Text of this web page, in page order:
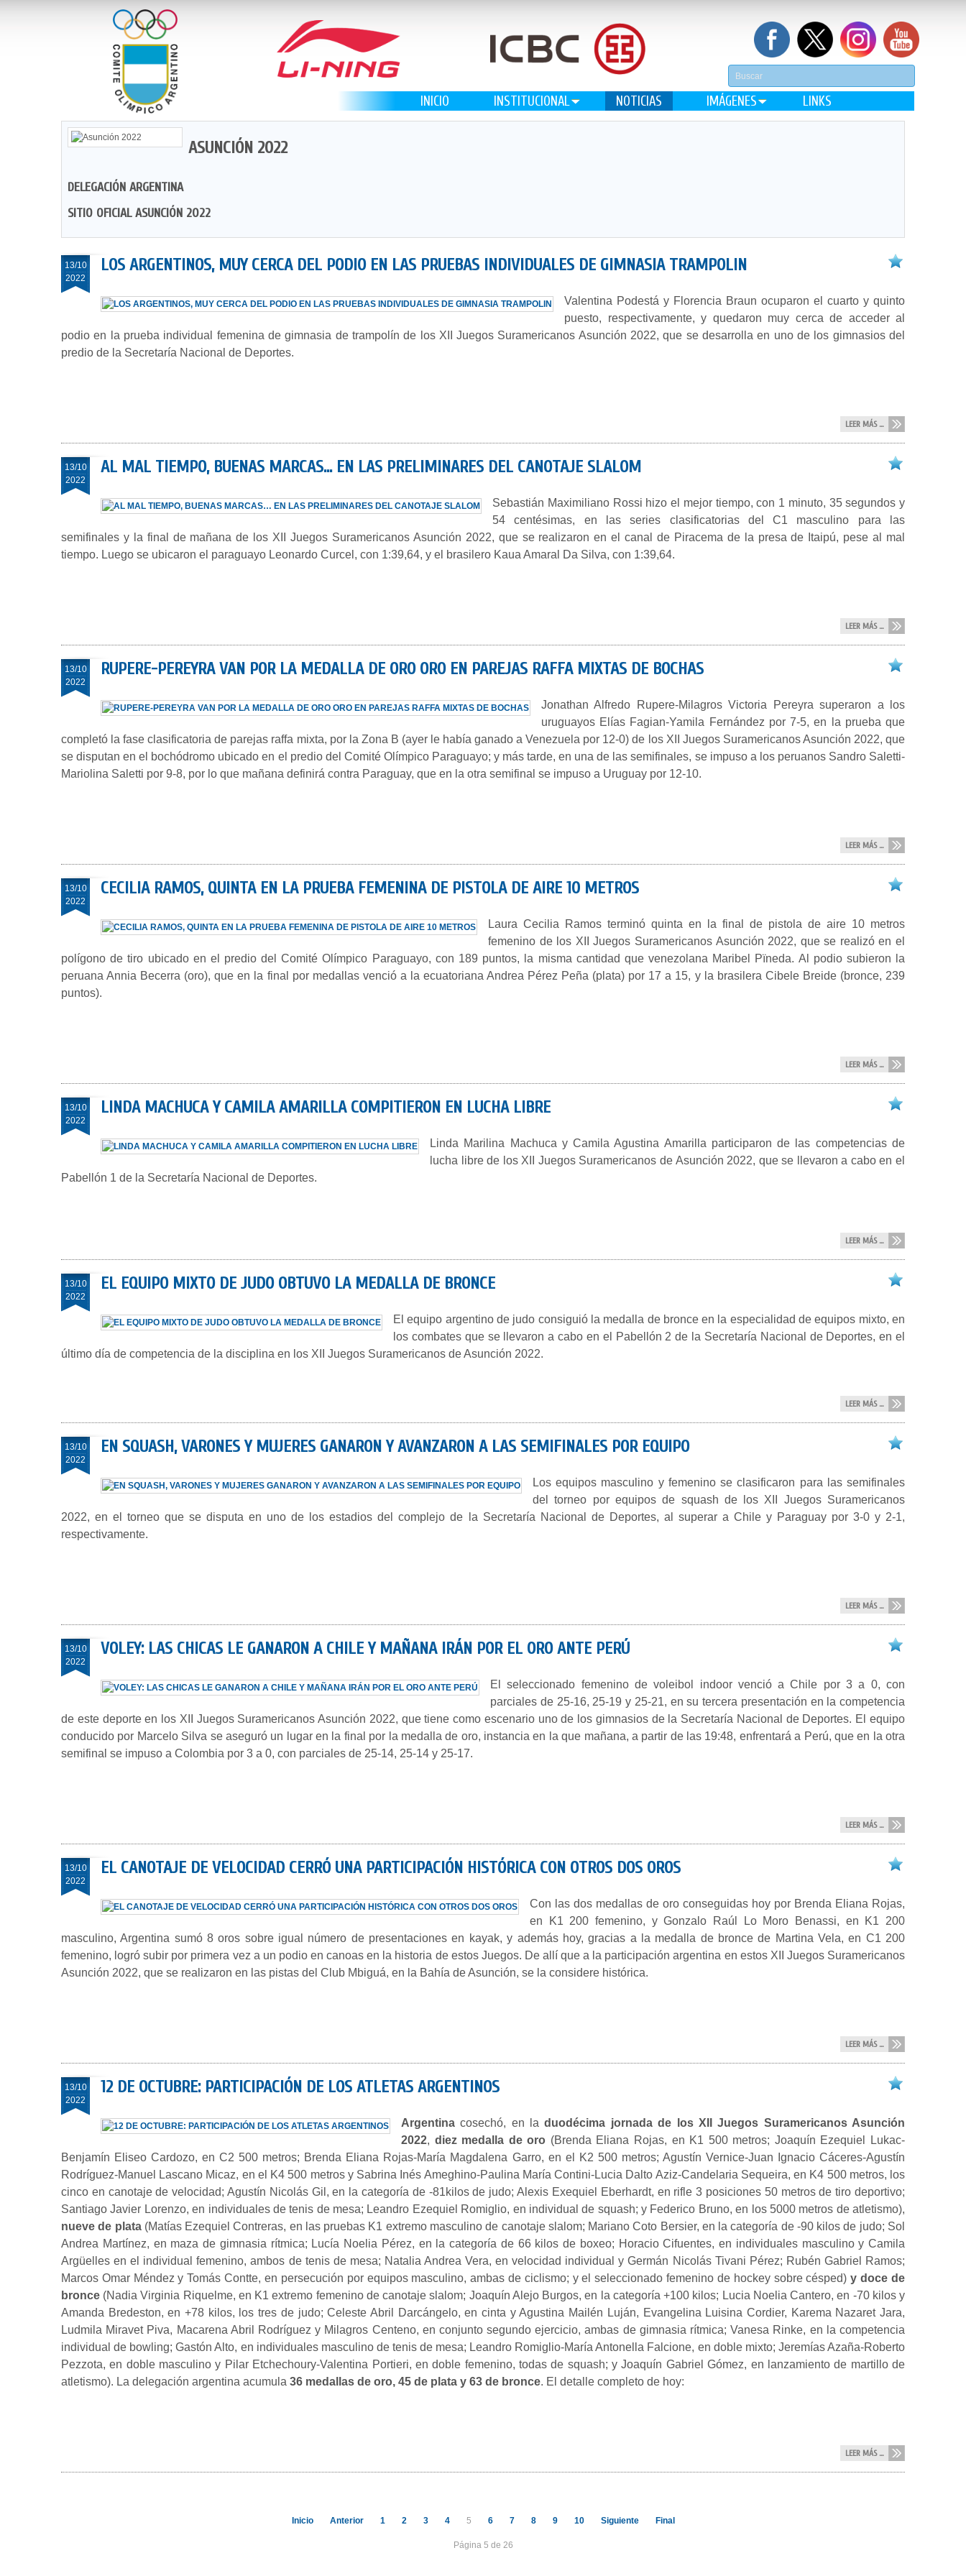
INICIO INSTITUCIONAL NOTICIAS IMÁGENES LINKS
ASUNCIÓN 2022
DELEGACIÓN ARGENTINA
SITIO OFICIAL ASUNCIÓN 2022
13/10
2022
LOS ARGENTINOS, MUY CERCA DEL PODIO EN LAS PRUEBAS INDIVIDUALES DE GIMNASIA TRAMPOLIN
Valentina Podestá y Florencia Braun ocuparon el cuarto y quinto
puesto, respectivamente, y quedaron muy cerca de acceder al
podio en la prueba individual femenina de gimnasia de trampolín de los XII Juegos Suramericanos Asunción 2022, que se desarrolla en uno de los gimnasios del
predio de la Secretaría Nacional de Deportes.
LEER MÁS ...
13/10
2022
AL MAL TIEMPO, BUENAS MARCAS… EN LAS PRELIMINARES DEL CANOTAJE SLALOM
Sebastián Maximiliano Rossi hizo el mejor tiempo, con 1 minuto, 35 segundos y
54 centésimas, en las series clasificatorias del C1 masculino para las
semifinales y la final de mañana de los XII Juegos Suramericanos Asunción 2022, que se realizaron en el canal de Piracema de la presa de Itaipú, pese al mal
tiempo. Luego se ubicaron el paraguayo Leonardo Curcel, con 1:39,64, y el brasilero Kaua Amaral Da Silva, con 1:39,64.
LEER MÁS ...
13/10
2022
RUPERE-PEREYRA VAN POR LA MEDALLA DE ORO ORO EN PAREJAS RAFFA MIXTAS DE BOCHAS
Jonathan Alfredo Rupere-Milagros Victoria Pereyra superaron a los
uruguayos Elías Fagian-Yamila Fernández por 7-5, en la prueba que
completó la fase clasificatoria de parejas raffa mixta, por la Zona B (ayer le había ganado a Venezuela por 12-0) de los XII Juegos Suramericanos Asunción 2022, que
se disputan en el bochódromo ubicado en el predio del Comité Olímpico Paraguayo; y más tarde, en una de las semifinales, se impuso a los peruanos Sandro Saletti-
Mariolina Saletti por 9-8, por lo que mañana definirá contra Paraguay, que en la otra semifinal se impuso a Uruguay por 12-10.
LEER MÁS ...
13/10
2022
CECILIA RAMOS, QUINTA EN LA PRUEBA FEMENINA DE PISTOLA DE AIRE 10 METROS
Laura Cecilia Ramos terminó quinta en la final de pistola de aire 10 metros
femenino de los XII Juegos Suramericanos Asunción 2022, que se realizó en el
polígono de tiro ubicado en el predio del Comité Olímpico Paraguayo, con 189 puntos, la misma cantidad que venezolana Maribel Pïneda. Al podio subieron la
peruana Annia Becerra (oro), que en la final por medallas venció a la ecuatoriana Andrea Pérez Peña (plata) por 17 a 15, y la brasilera Cibele Breide (bronce, 239
puntos).
LEER MÁS ...
13/10
2022
LINDA MACHUCA Y CAMILA AMARILLA COMPITIERON EN LUCHA LIBRE
Linda Marilina Machuca y Camila Agustina Amarilla participaron de las competencias de
lucha libre de los XII Juegos Suramericanos de Asunción 2022, que se llevaron a cabo en el
Pabellón 1 de la Secretaría Nacional de Deportes.
LEER MÁS ...
13/10
2022
EL EQUIPO MIXTO DE JUDO OBTUVO LA MEDALLA DE BRONCE
El equipo argentino de judo consiguió la medalla de bronce en la especialidad de equipos mixto, en
los combates que se llevaron a cabo en el Pabellón 2 de la Secretaría Nacional de Deportes, en el
último día de competencia de la disciplina en los XII Juegos Suramericanos de Asunción 2022.
LEER MÁS ...
13/10
2022
EN SQUASH, VARONES Y MUJERES GANARON Y AVANZARON A LAS SEMIFINALES POR EQUIPO
Los equipos masculino y femenino se clasificaron para las semifinales
del torneo por equipos de squash de los XII Juegos Suramericanos
2022, en el torneo que se disputa en uno de los estadios del complejo de la Secretaría Nacional de Deportes, al superar a Chile y Paraguay por 3-0 y 2-1,
respectivamente.
LEER MÁS ...
13/10
2022
VOLEY: LAS CHICAS LE GANARON A CHILE Y MAÑANA IRÁN POR EL ORO ANTE PERÚ
El seleccionado femenino de voleibol indoor venció a Chile por 3 a 0, con
parciales de 25-16, 25-19 y 25-21, en su tercera presentación en la competencia
de este deporte en los XII Juegos Suramericanos Asunción 2022, que tiene como escenario uno de los gimnasios de la Secretaría Nacional de Deportes. El equipo
conducido por Marcelo Silva se aseguró un lugar en la final por la medalla de oro, instancia en la que mañana, a partir de las 19:48, enfrentará a Perú, que en la otra
semifinal se impuso a Colombia por 3 a 0, con parciales de 25-14, 25-14 y 25-17.
LEER MÁS ...
13/10
2022
EL CANOTAJE DE VELOCIDAD CERRÓ UNA PARTICIPACIÓN HISTÓRICA CON OTROS DOS OROS
Con las dos medallas de oro conseguidas hoy por Brenda Eliana Rojas,
en K1 200 femenino, y Gonzalo Raúl Lo Moro Benassi, en K1 200
masculino, Argentina sumó 8 oros sobre igual número de presentaciones en kayak, y además hoy, gracias a la medalla de bronce de Martina Vela, en C1 200
femenino, logró subir por primera vez a un podio en canoas en la historia de estos Juegos. De allí que a la participación argentina en estos XII Juegos Suramericanos
Asunción 2022, que se realizaron en las pistas del Club Mbiguá, en la Bahía de Asunción, se la considere histórica.
LEER MÁS ...
13/10
2022
12 DE OCTUBRE: PARTICIPACIÓN DE LOS ATLETAS ARGENTINOS
Argentina cosechó, en laduodécima jornada de los XII Juegos Suramericanos Asunción
2022, diez medalla de oro (Brenda Eliana Rojas, en K1 500 metros; Joaquín Ezequiel Lukac-
Benjamín Eliseo Cardozo, en C2 500 metros; Brenda Eliana Rojas-María Magdalena Garro, en el K2 500 metros; Agustín Vernice-Juan Ignacio Cáceres-Agustín
Rodríguez-Manuel Lascano Micaz, en el K4 500 metros y Sabrina Inés Ameghino-Paulina María Contini-Lucia Dalto Aziz-Candelaria Sequeira, en K4 500 metros, los
cinco en canotaje de velocidad; Agustín Nicolás Gil, en la categoría de -81kilos de judo; Alexis Exequiel Eberhardt, en rifle 3 posiciones 50 metros de tiro deportivo;
Santiago Javier Lorenzo, en individuales de tenis de mesa; Leandro Ezequiel Romiglio, en individual de squash; y Federico Bruno, en los 5000 metros de atletismo),
nueve de plata(Matías Ezequiel Contreras, en las pruebas K1 extremo masculino de canotaje slalom; Mariano Coto Bersier, en la categoría de -90 kilos de judo; Sol
Andrea Martínez, en maza de gimnasia rítmica; Lucía Noelia Pérez, en la categoría de 66 kilos de boxeo; Horacio Cifuentes, en individuales masculino y Camila
Argüelles en el individual femenino, ambos de tenis de mesa; Natalia Andrea Vera, en velocidad individual y Germán Nicolás Tivani Pérez; Rubén Gabriel Ramos;
Marcos Omar Méndez y Tomás Contte, en persecución por equipos masculino, ambas de ciclismo; y el seleccionado femenino de hockey sobre césped)y doce de
bronce (Nadia Virginia Riquelme, en K1 extremo femenino de canotaje slalom; Joaquín Alejo Burgos, en la categoría +100 kilos; Lucia Noelia Cantero, en -70 kilos y
Amanda Bredeston, en +78 kilos, los tres de judo; Celeste Abril Darcángelo, en cinta y Agustina Mailén Luján, Evangelina Luisina Cordier, Karema Nazaret Jara,
Ludmila Miravet Piva, Macarena Abril Rodríguez y Milagros Centeno, en conjunto segundo ejercicio, ambas de gimnasia rítmica; Vanesa Rinke, en la competencia
individual de bowling; Gastón Alto, en individuales masculino de tenis de mesa; Leandro Romiglio-María Antonella Falcione, en doble mixto; Jeremías Azaña-Roberto
Pezzota, en doble masculino y Pilar Etchechoury-Valentina Portieri, en doble femenino, todas de squash; y Joaquín Gabriel Gómez, en lanzamiento de martillo de
atletismo). La delegación argentina acumula 36 medallas de oro, 45 de plata y 63 de bronce. El detalle completo de hoy:
LEER MÁS ...
Inicio Anterior 1 2 3 4 5 6 7 8 9 10 Siguiente Final
Página 5 de 26